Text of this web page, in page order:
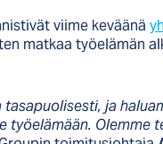
viime keväänä
matkaa työelämän
tasapuolisesti, ja
työelämään. Olemme